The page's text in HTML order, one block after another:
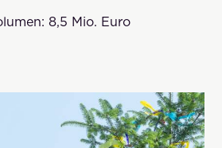
8,5 Mio. Euro